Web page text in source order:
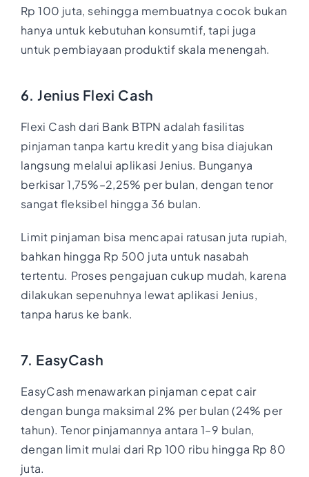
Rp 100 juta, sehingga membuatnya cocok bukan
hanya untuk kebutuhan konsumtif, tapi juga
untuk pembiayaan produktif skala menengah.
6. Jenius Flexi Cash
Flexi Cash dari Bank BTPN adalah fasilitas
pinjaman tanpa kartu kredit yang bisa diajukan
langsung melalui aplikasi Jenius. Bunganya
berkisar 1,75%–2,25% per bulan, dengan tenor
sangat fleksibel hingga 36 bulan.
Limit pinjaman bisa mencapai ratusan juta rupiah,
bahkan hingga Rp 500 juta untuk nasabah
tertentu. Proses pengajuan cukup mudah, karena
dilakukan sepenuhnya lewat aplikasi Jenius,
tanpa harus ke bank.
7. EasyCash
EasyCash menawarkan pinjaman cepat cair
dengan bunga maksimal 2% per bulan (24% per
tahun). Tenor pinjamannya antara 1–9 bulan,
dengan limit mulai dari Rp 100 ribu hingga Rp 80
juta.